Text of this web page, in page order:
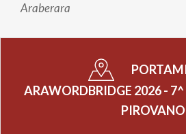
Araberara
ARAWORDBRIDGE 2026 -
PIROVANO